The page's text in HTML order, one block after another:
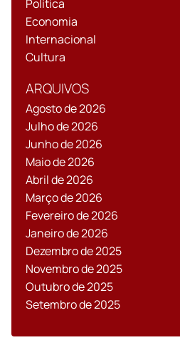
Política
Economia
Internacional
Cultura
ARQUIVOS
Agosto de 2026
Julho de 2026
Junho de 2026
Maio de 2026
Abril de 2026
Março de 2026
Fevereiro de 2026
Janeiro de 2026
Dezembro de 2025
Novembro de 2025
Outubro de 2025
Setembro de 2025